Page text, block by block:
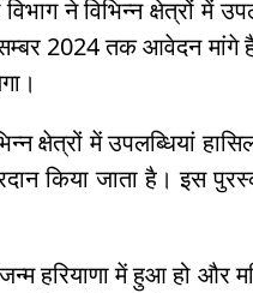
ने विभिन्न क्षेत्रों में
2024 तक आवेदन मांगे
क्षेत्रों में उपलब्धियां
किया जाता है। इस
जन्म हरियाणा में हुआ हो और